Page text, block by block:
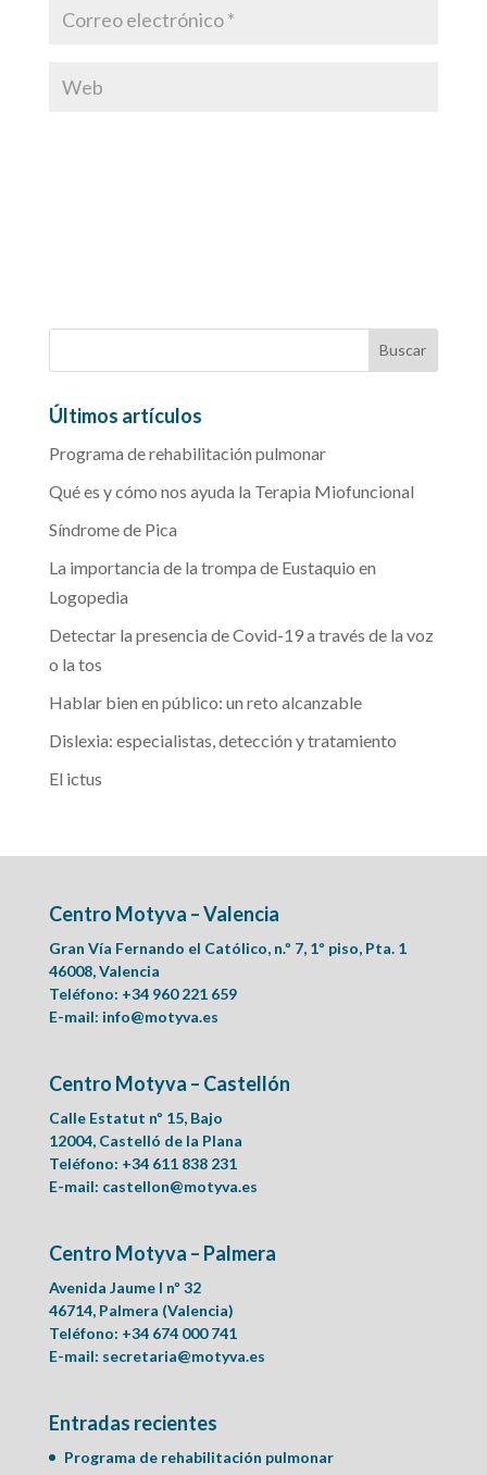
Últimos artículos
Programa de rehabilitación pulmonar
Qué es y cómo nos ayuda la Terapia Miofuncional
Síndrome de Pica
La importancia de la trompa de Eustaquio en
Logopedia
Detectar la presencia de Covid-19 a través de la voz
o la tos
Hablar bien en público: un reto alcanzable
Dislexia: especialistas, detección y tratamiento
El ictus
Centro Motyva – Valencia
Gran Vía Fernando el Católico, n.º 7, 1º piso, Pta. 1
46008, Valencia
Teléfono: +34 960 221 659
E-mail: info@motyva.es
Centro Motyva – Castellón
Calle Estatut nº 15, Bajo
12004, Castelló de la Plana
Teléfono: +34 611 838 231
E-mail: castellon@motyva.es
Centro Motyva – Palmera
Avenida Jaume I nº 32
46714, Palmera (Valencia)
Teléfono: +34 674 000 741
E-mail: secretaria@motyva.es
Entradas recientes
Programa de rehabilitación pulmonar